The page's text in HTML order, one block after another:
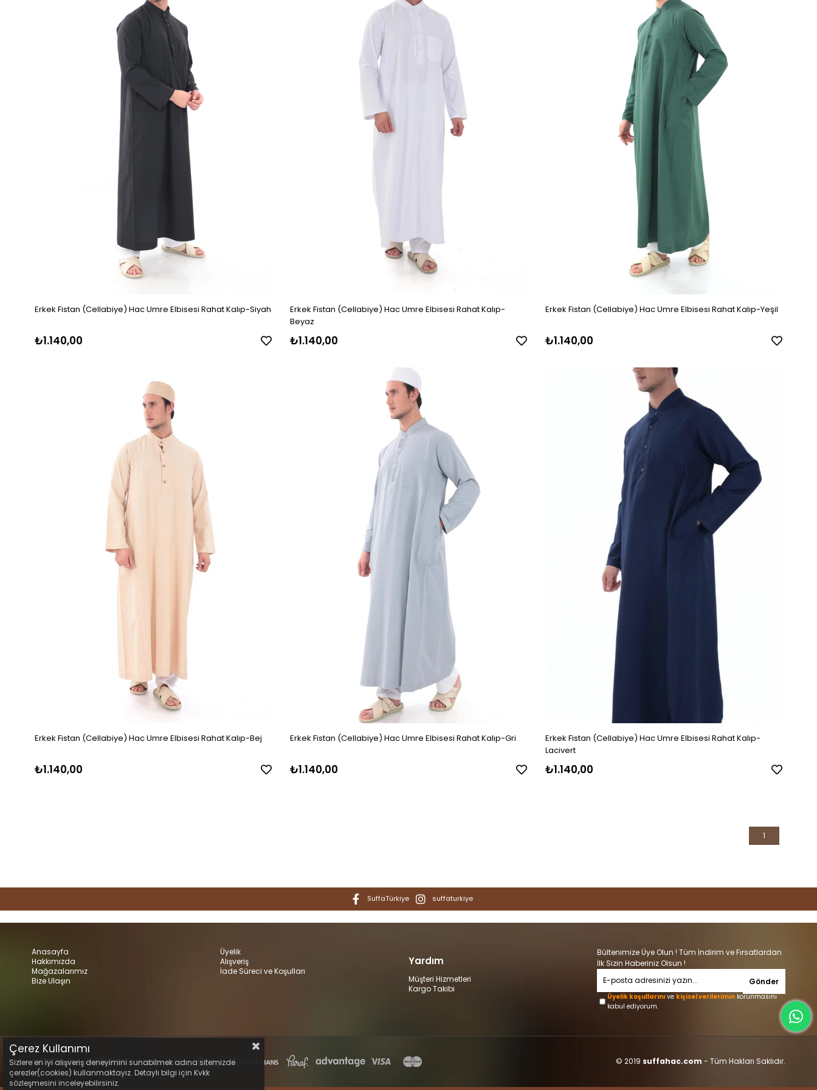
Erkek Fistan (Cellabiye) Hac Umre Elbisesi Rahat Kalıp-Siyah
₺1.140,00
Erkek Fistan (Cellabiye) Hac Umre Elbisesi Rahat Kalıp-
Beyaz
₺1.140,00
Erkek Fistan (Cellabiye) Hac Umre Elbisesi Rahat Kalıp-Yeşil
₺1.140,00
Erkek Fistan (Cellabiye) Hac Umre Elbisesi Rahat Kalıp-Bej
₺1.140,00
Erkek Fistan (Cellabiye) Hac Umre Elbisesi Rahat Kalıp-Gri
₺1.140,00
Erkek Fistan (Cellabiye) Hac Umre Elbisesi Rahat Kalıp-
Lacivert
₺1.140,00
1
SuffaTürkiye suffaturkiye
Anasayfa
Hakkımızda
Mağazalarımız
Bize Ulaşın
Üyelik
Alışveriş
İade Süreci ve Koşulları
Yardım
Müşteri Hizmetleri
Kargo Takibi
Bültenimize Üye Olun ! Tüm İndirim ve Fırsatlardan
İlk Sizin Haberiniz Olsun !
Gönder
Üyelik koşullarını ve kişisel verilerimin korunmasını
kabul ediyorum.
© 2019 suffahac.com - Tüm Hakları Saklıdır.
Çerez Kullanımı
Sizlere en iyi alışveriş deneyimini sunabilmek adına sitemizde
çerezler(cookies) kullanmaktayız. Detaylı bilgi için Kvkk
sözleşmesini inceleyebilirsiniz.